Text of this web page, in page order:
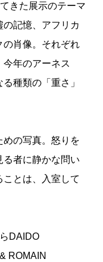
きた展示のテーマ
記憶、アフリカ
の肖像。それぞれ
年のアーネス
種類の「重さ」
の写真。怒りを
る者に静かな問い
とは、入室して
DAIDO
ROMAIN